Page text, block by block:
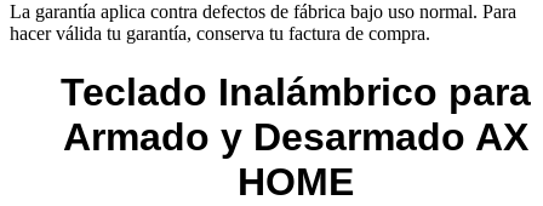
La garantía aplica contra defectos de fábrica bajo uso normal. Para
hacer válida tu garantía, conserva tu factura de compra.
Teclado Inalámbrico para
Armado y Desarmado AX
HOME